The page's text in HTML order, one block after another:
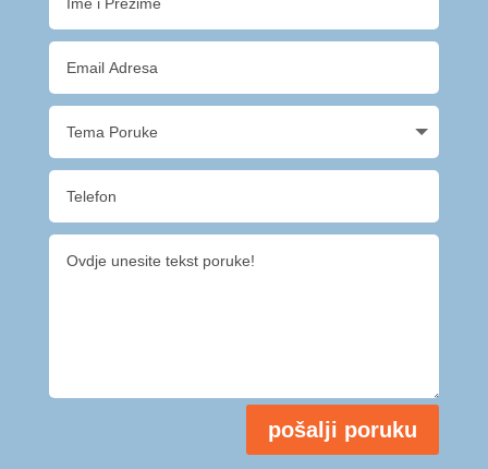
pošalji poruku